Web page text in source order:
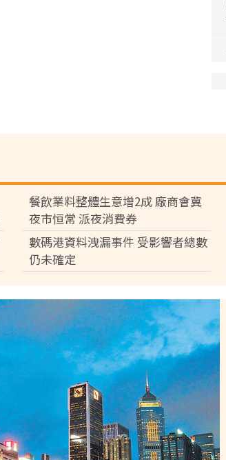
餐飲業料整體生意增2成 廠商會冀
夜市恒常 派夜消費券
數碼港資料洩漏事件 受影響者總數
仍未確定